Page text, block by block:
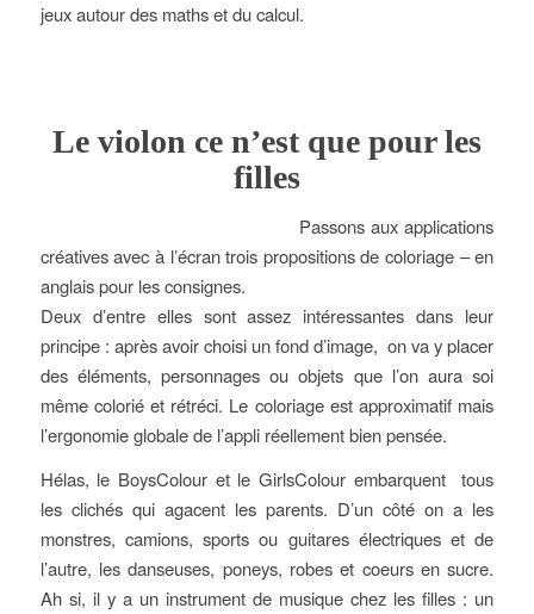
jeux autour des maths et du calcul.
Le violon ce n’est que pour les
filles
Passons aux applications
créatives avec à l’écran trois propositions de coloriage – en
anglais pour les consignes.
Deux d’entre elles sont assez intéressantes dans leur
principe : après avoir choisi un fond d’image, on va y placer
des éléments, personnages ou objets que l’on aura soi
même colorié et rétréci. Le coloriage est approximatif mais
l’ergonomie globale de l’appli réellement bien pensée.
Hélas, le BoysColour et le GirlsColour embarquent tous
les clichés qui agacent les parents. D’un côté on a les
monstres, camions, sports ou guitares électriques et de
l’autre, les danseuses, poneys, robes et coeurs en sucre.
Ah si, il y a un instrument de musique chez les filles : un